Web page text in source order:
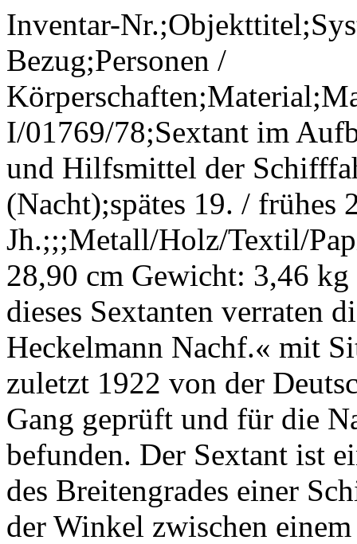
Inventar-
Bezug;Personen /
I/01769/78;Sextant im
und Hilfsmittel der
(Nacht);spätes 19. / frühes
Jh.;;;Metall/Holz/Textil/
28,90 cm Gewicht: 3,46
dieses Sextanten verraten
Heckelmann Nachf.« mit
zuletzt 1922 von der
Gang geprüft und für die
befunden. Der Sextant ist
des Breitengrades einer
der Winkel zwischen